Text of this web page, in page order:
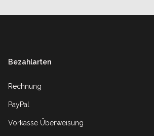
Bezahlarten
Rechnung
PayPal
Vorkasse Überweisung